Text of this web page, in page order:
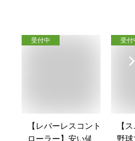
受付中
【レバーレスコント
ローラー】安い値段
受付
【
野